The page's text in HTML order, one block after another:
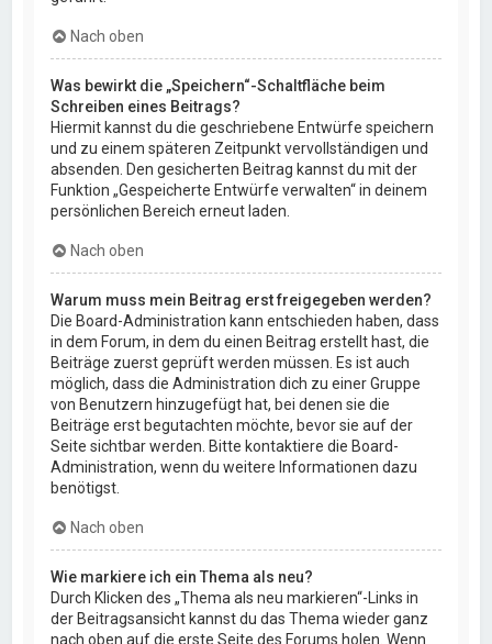
Nach oben
Was bewirkt die „Speichern“-Schaltfläche beim
Schreiben eines Beitrags?
Hiermit kannst du die geschriebene Entwürfe speichern
und zu einem späteren Zeitpunkt vervollständigen und
absenden. Den gesicherten Beitrag kannst du mit der
Funktion „Gespeicherte Entwürfe verwalten“ in deinem
persönlichen Bereich erneut laden.
Nach oben
Warum muss mein Beitrag erst freigegeben werden?
Die Board-Administration kann entschieden haben, dass
in dem Forum, in dem du einen Beitrag erstellt hast, die
Beiträge zuerst geprüft werden müssen. Es ist auch
möglich, dass die Administration dich zu einer Gruppe
von Benutzern hinzugefügt hat, bei denen sie die
Beiträge erst begutachten möchte, bevor sie auf der
Seite sichtbar werden. Bitte kontaktiere die Board-
Administration, wenn du weitere Informationen dazu
benötigst.
Nach oben
Wie markiere ich ein Thema als neu?
Durch Klicken des „Thema als neu markieren“-Links in
der Beitragsansicht kannst du das Thema wieder ganz
nach oben auf die erste Seite des Forums holen. Wenn